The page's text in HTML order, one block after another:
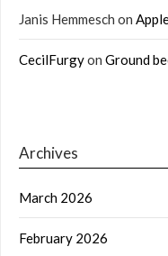
Janis Hemmesch on
CecilFurgyon Ground
Archives
March 2026
February 2026